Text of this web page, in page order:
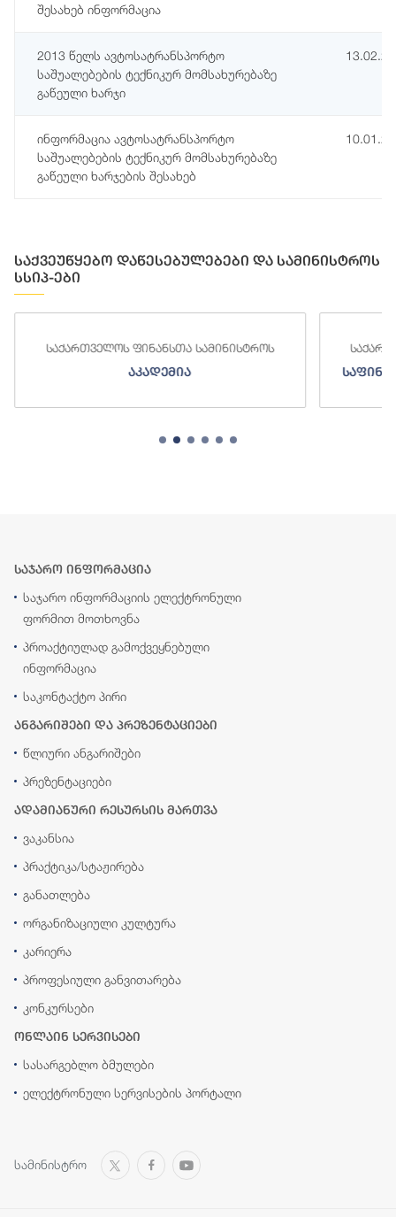
შესახებ ინფორმაცია
2013 წელს ავტოსატრანსპორტო
საშუალებების ტექნიკურ მომსახურებაზე
გაწეული ხარჯი
ინფორმაცია ავტოსატრანსპორტო
საშუალებების ტექნიკურ მომსახურებაზე
გაწეული ხარჯების შესახებ
საქვეუწყებო დაწესებულებები და სამინისტროს
სსიპ-ები
საქართველოს ფინანსთა სამინისტროს
აკადემია
საჯარო ინფორმაცია
საჯარო ინფორმაციის ელექტრონული
ფორმით მოთხოვნა
პროაქტიულად გამოქვეყნებული
ინფორმაცია
საკონტაქტო პირი
ანგარიშები და პრეზენტაციები
წლიური ანგარიშები
პრეზენტაციები
ადამიანური რესურსის მართვა
ვაკანსია
პრაქტიკა/სტაჟირება
განათლება
ორგანიზაციული კულტურა
კარიერა
პროფესიული განვითარება
კონკურსები
ონლაინ სერვისები
სასარგებლო ბმულები
ელექტრონული სერვისების პორტალი
სამინისტრო